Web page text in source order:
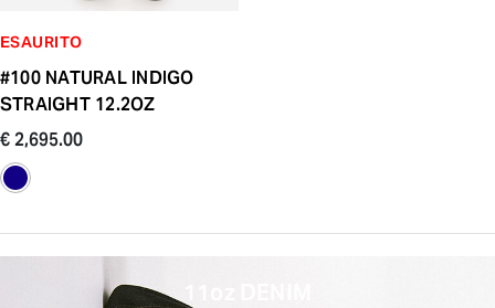
ESAURITO
#100 NATURAL INDIGO
STRAIGHT 12.2OZ
€ 2,695.00